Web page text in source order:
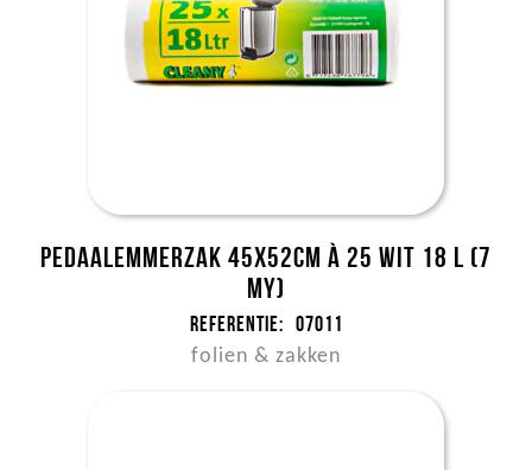
Pedaalemmerzak 45x52cm à 25 wit 18 l (7
my)
Referentie: 07011
folien & zakken